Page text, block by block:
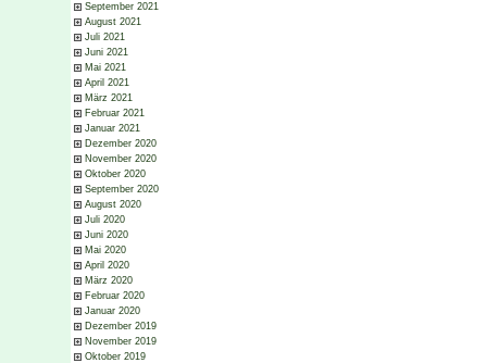
September 2021
August 2021
Juli 2021
Juni 2021
Mai 2021
April 2021
März 2021
Februar 2021
Januar 2021
Dezember 2020
November 2020
Oktober 2020
September 2020
August 2020
Juli 2020
Juni 2020
Mai 2020
April 2020
März 2020
Februar 2020
Januar 2020
Dezember 2019
November 2019
Oktober 2019